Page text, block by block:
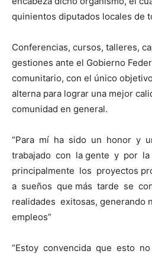
quinientos diputados locales de
Conferencias, cursos, talleres,
gestiones ante el Gobierno
comunitario, con el único
alterna para lograr una mejor
comunidad en general.
“Para mí ha sido un honor y
trabajado con la gente y por la
principalmente los proyectos
a sueños que más tarde se
realidades exitosas, generando
empleos”
“Estoy convencida que esto